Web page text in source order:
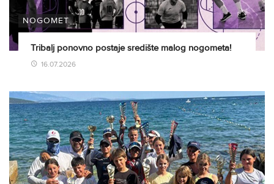
NOGOMET
Tribalj ponovno postaje središte malog nogometa!
16.07.2026